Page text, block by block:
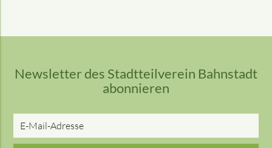
Newsletter des Stadtteilverein Bahnstadt
abonnieren